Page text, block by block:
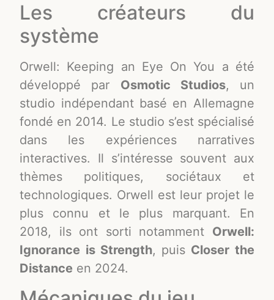
Les créateurs du
système
Orwell: Keeping an Eye On You a été
développé par Osmotic Studios, un
studio indépendant basé en Allemagne
fondé en 2014. Le studio s’est spécialisé
dans les expériences narratives
interactives. Il s’intéresse souvent aux
thèmes politiques, sociétaux et
technologiques. Orwell est leur projet le
plus connu et le plus marquant. En
2018, ils ont sorti notamment Orwell:
Ignorance is Strength, puis Closer the
Distance en 2024.